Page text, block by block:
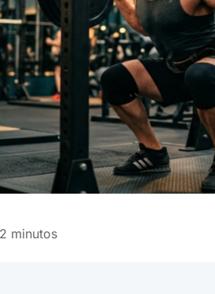
minutos